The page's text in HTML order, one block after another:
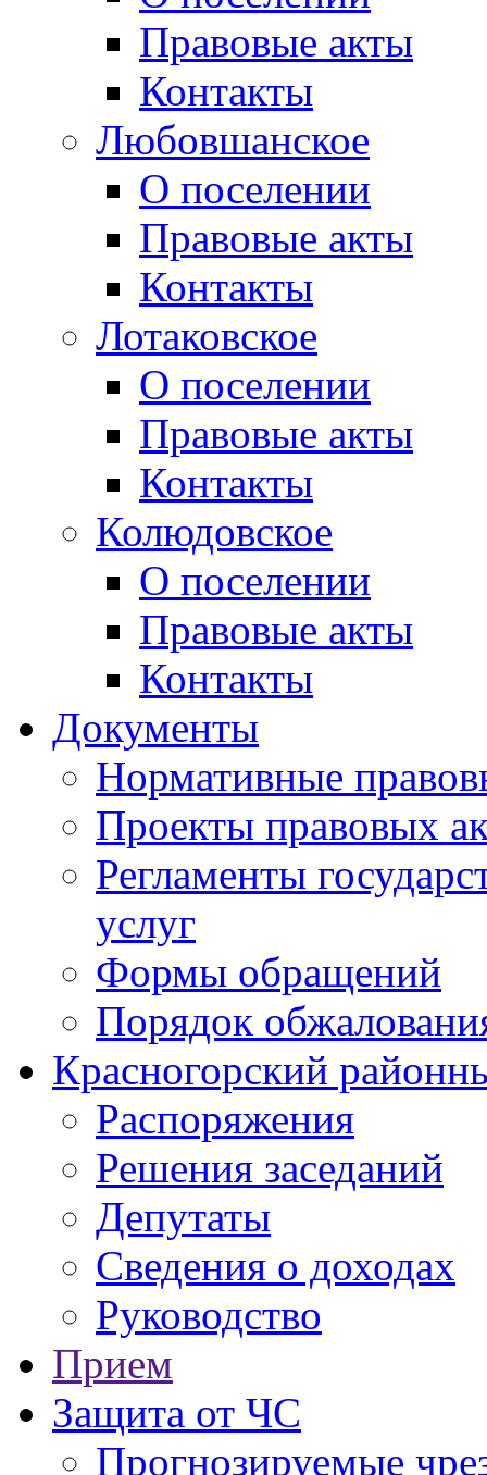
Правовые акты
Контакты
Любовшанское
О поселении
Правовые акты
Контакты
Лотаковское
О поселении
Правовые акты
Контакты
Колюдовское
О поселении
Правовые акты
Контакты
Документы
Нормативные
Проекты правовых
Регламенты
услуг
Формы обращений
Порядок
Красногорский
Распоряжения
Решения заседаний
Депутаты
Сведения о доходах
Руководство
Прием
Защита от ЧС
Прогнозируемые